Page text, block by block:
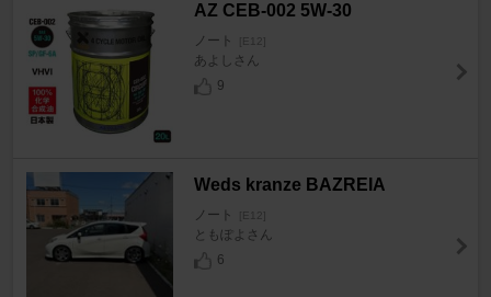
AZ CEB-002 5W-30
ノート [E12]
あよしさん
9
Weds kranze BAZREIA
ノート [E12]
ともぽよさん
6